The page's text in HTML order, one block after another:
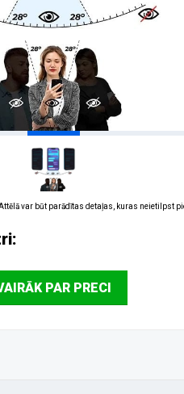
var būt parādītas detaļas, kuras neietilpst
PAR PRECI